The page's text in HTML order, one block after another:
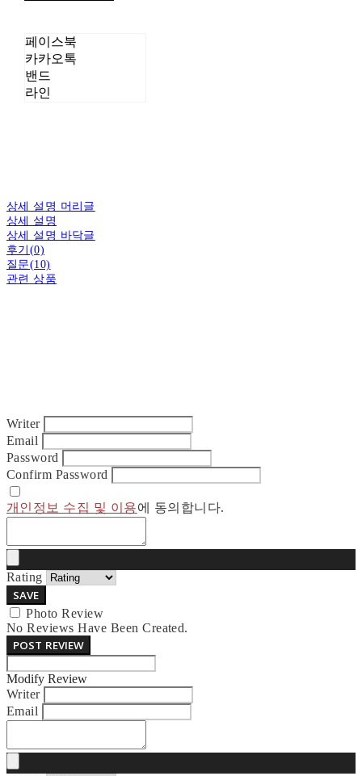
페이스북
카카오톡
밴드
라인
상세 설명 머리글
상세 설명
상세 설명 바닥글
후기(0)
질문(10)
관련 상품
Writer
Email
Password
Confirm Password
개인정보 수집 및 이용에 동의합니다.
Rating
SAVE
Photo Review
No Reviews Have Been Created.
POST REVIEW
Modify Review
Writer
Email